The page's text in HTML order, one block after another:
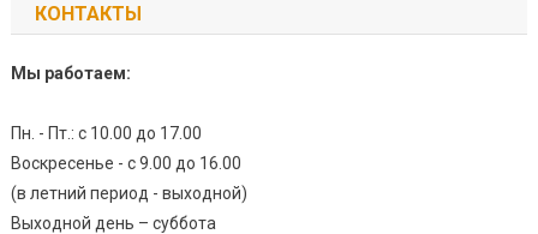
КОНТАКТЫ
Мы работаем:
Пн. - Пт.: с 10.00 до 17.00
Воскресенье - с 9.00 до 16.00
(в летний период - выходной)
Выходной день – суббота